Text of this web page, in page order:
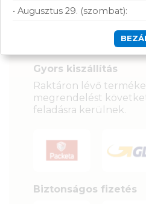
Szállítás,
Gyors kiszállítás
Raktáron lévő
megrendelést
feladásra kerülnek.
Biztonságos fizetés
• Augusztus 29. (szombat):